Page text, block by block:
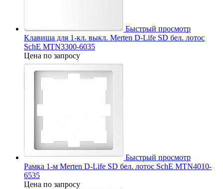
Быстрый просмотр
Клавиша для 1-кл. выкл. Merten D-Life SD бел. лотос
SchE MTN3300-6035
Цена по запросу
Быстрый просмотр
Рамка 1-м Merten D-Life SD бел. лотос SchE MTN4010-
6535
Цена по запросу